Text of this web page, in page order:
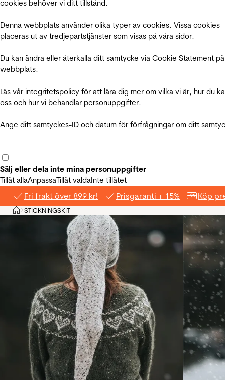
cookies behöver vi ditt tillstånd.
Denna webbplats använder olika typer av cookies. Vissa cookies
placeras ut av tredjepartstjänster som visas på våra sidor.
Du kan ändra eller återkalla ditt samtycke via Cookie Statement
webbplats.
Läs vår integritetspolicy för att lära dig mer om vilka vi är, hur du
oss och hur vi behandlar personuppgifter.
Ange ditt samtyckes-ID och datum för förfrågningar om ditt
Sälj eller dela inte mina personuppgifter
Tillåt allaAnpassaTillåt valdaInte tillåtet
Fri frakt över 899 kr! Prisgaranti + 15% Köp
Hem
>STICKNINGSKIT